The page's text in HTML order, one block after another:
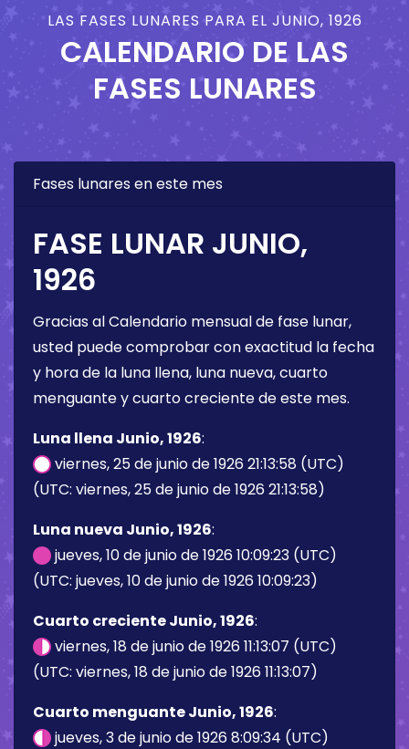
LAS FASES LUNARES PARA EL JUNIO, 1926
CALENDARIO DE LAS
FASES LUNARES
Fases lunares en este mes
FASE LUNAR JUNIO,
1926
Gracias al Calendario mensual de fase lunar,
usted puede comprobar con exactitud la fecha
y hora de la luna llena, luna nueva, cuarto
menguante y cuarto creciente de este mes.
Luna llena Junio, 1926:
viernes, 25 de junio de 1926 21:13:58 (UTC)
(UTC: viernes, 25 de junio de 1926 21:13:58)
Luna nueva Junio, 1926:
jueves, 10 de junio de 1926 10:09:23 (UTC)
(UTC: jueves, 10 de junio de 1926 10:09:23)
Cuarto creciente Junio, 1926:
viernes, 18 de junio de 1926 11:13:07 (UTC)
(UTC: viernes, 18 de junio de 1926 11:13:07)
Cuarto menguante Junio, 1926:
jueves, 3 de junio de 1926 8:09:34 (UTC)